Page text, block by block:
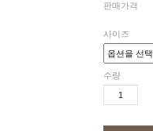
판매가격
사이즈
수량